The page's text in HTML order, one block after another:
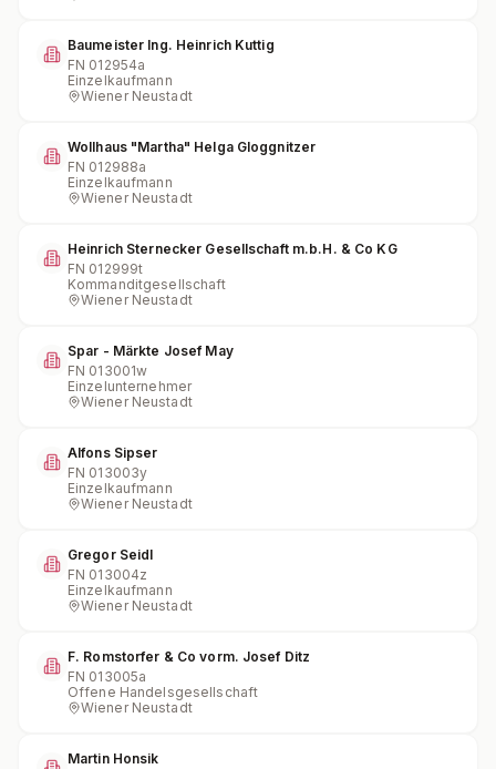
Baumeister Ing. Heinrich Kuttig
FN 012954a
Einzelkaufmann
Wiener Neustadt
Wollhaus "Martha" Helga Gloggnitzer
FN 012988a
Einzelkaufmann
Wiener Neustadt
Heinrich Sternecker Gesellschaft m.b.H. & Co KG
FN 012999t
Kommanditgesellschaft
Wiener Neustadt
Spar - Märkte Josef May
FN 013001w
Einzelunternehmer
Wiener Neustadt
Alfons Sipser
FN 013003y
Einzelkaufmann
Wiener Neustadt
Gregor Seidl
FN 013004z
Einzelkaufmann
Wiener Neustadt
F. Romstorfer & Co vorm. Josef Ditz
FN 013005a
Offene Handelsgesellschaft
Wiener Neustadt
Martin Honsik